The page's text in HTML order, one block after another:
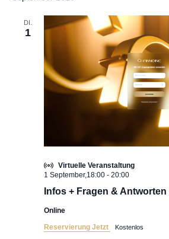
DI.
1
Infos + Fragen & Antworten
1 September,18:00- 20:00
Online
Virtuelle Veranstaltung
Reservierung Jetzt Kostenlos